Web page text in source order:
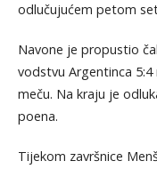
odlučujućem petom
Navone je propustio
vodstvu Argentinca
meču. Na kraju je
poena.
Tijekom završnice